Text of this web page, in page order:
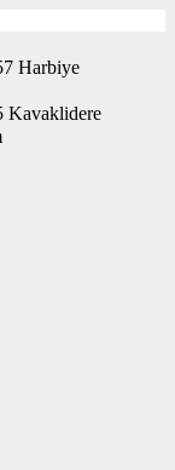
Harbiye
Kavaklidere